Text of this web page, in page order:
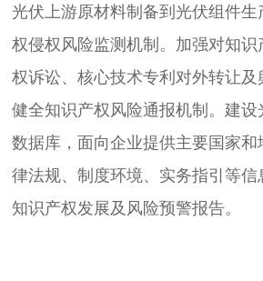
光伏上游原材料制备到光伏组件
权侵权风险监测机制。加强对知
权诉讼、核心技术专利对外转让及
健全知识产权风险通报机制。建设
数据库，面向企业提供主要国家
律法规、制度环境、实务指引等